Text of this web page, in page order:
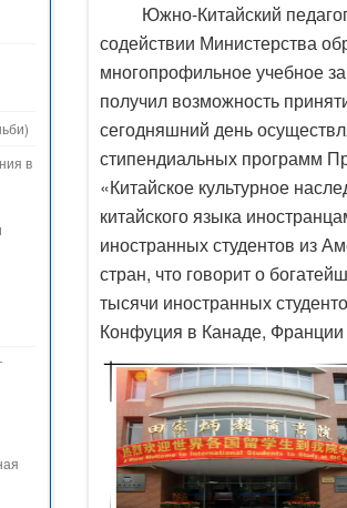
в
Южно-Китайский
содействии Министерства
многопрофильное учебное
получил возможность
сегодняшний день
стипендиальных программ
«Китайское культурное
китайского языка
иностранных студентов из
стран, что говорит о
тысячи иностранных
Конфуция в Канаде,